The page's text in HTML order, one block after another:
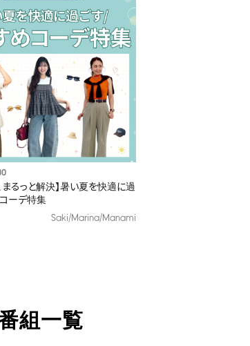
まるっと解決】暑い夏を快適に過
ーデ特集​
Saki/Marina/Manami
組一覧